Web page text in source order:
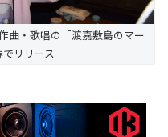
曲・歌唱の「渡嘉敷島のマー
リリース